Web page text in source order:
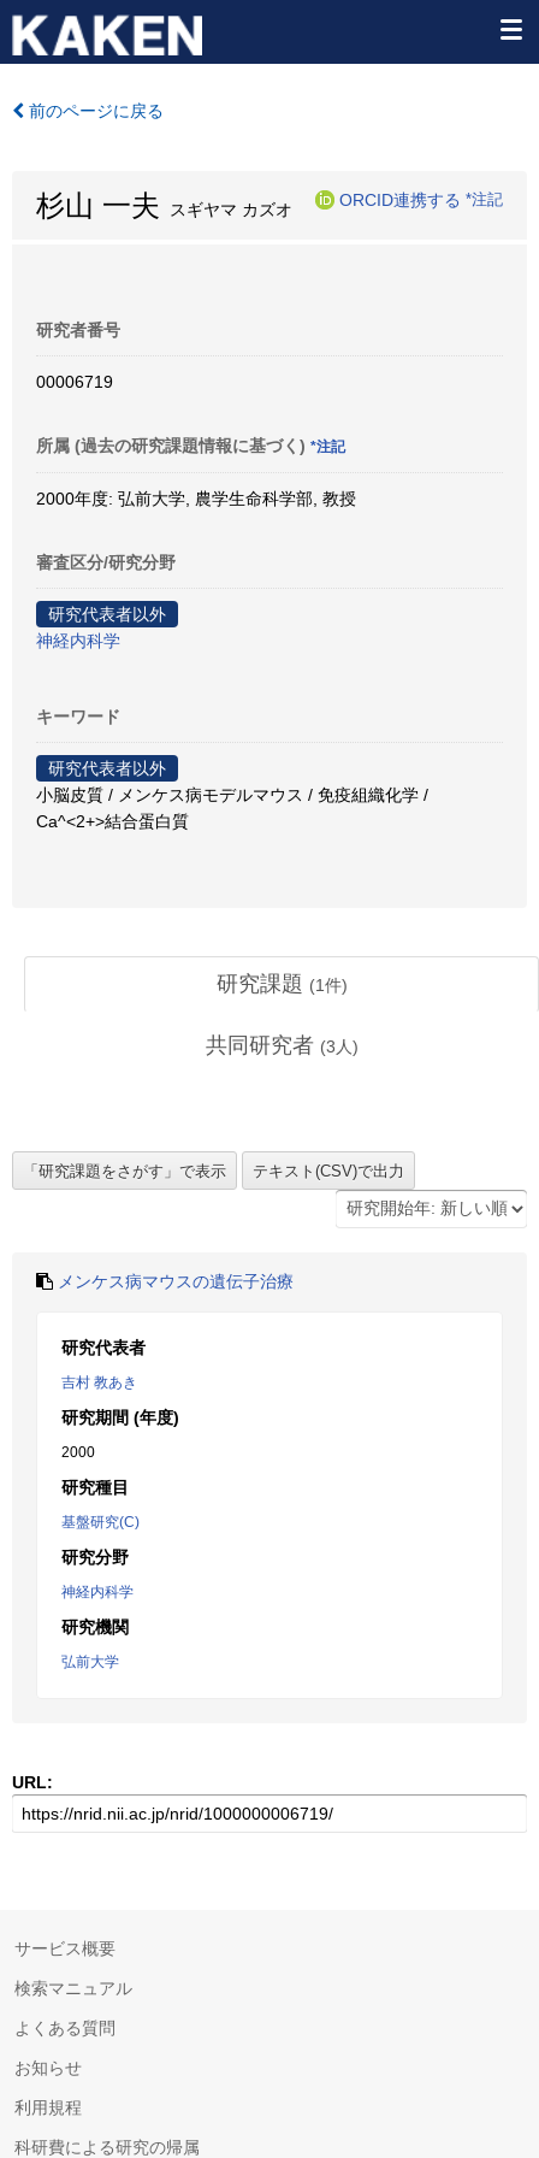
前のページに戻る
杉山 一夫 スギヤマ カズオ
ORCID連携する *注記
研究者番号
00006719
所属 (過去の研究課題情報に基づく) *注記
2000年度: 弘前大学, 農学生命科学部, 教授
審査区分/研究分野
研究代表者以外
神経内科学
キーワード
研究代表者以外
小脳皮質 / メンケス病モデルマウス / 免疫組織化学 /
Ca^<2+>結合蛋白質
研究課題 (1件)
共同研究者 (3 人)
メンケス病マウスの遺伝子治療
研究代表者
吉村 教あき
研究期間 (年度)
2000
研究種目
基盤研究(C)
研究分野
神経内科学
研究機関
弘前大学
URL:
サービス概要
検索マニュアル
よくある質問
お知らせ
利用規程
科研費による研究の帰属